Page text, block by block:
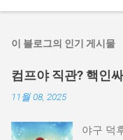
이 블로그의 인기 게시물
컴프야 직관? 핵인
11월 08, 2025
야구 덕